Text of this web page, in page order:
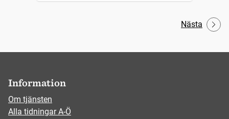
Nästa
Information
Om tjänsten
Alla tidningar A-Ö